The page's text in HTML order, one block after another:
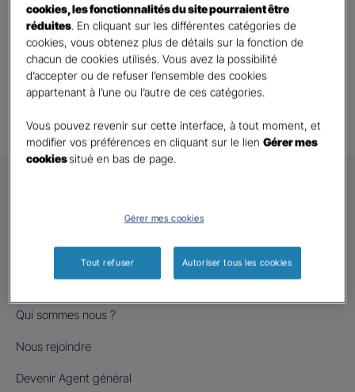
Découvrez l’assurance Homme Clé
Toutes les questions
GAN ASSURANCES
Nous contacter
Qui sommes nous ?
Nous rejoindre
Devenir Agent général
cookies, les fonctionnalités du site pourraient être
réduites . En cliquant sur les différentes catégories de
cookies, vous obtenez plus de détails sur la fonction de
chacun de cookies utilisés. Vous avez la possibilité
d’accepter ou de refuser l’ensemble des cookies
appartenant à l’une ou l’autre de ces catégories.
Vous pouvez revenir sur cette interface, à tout moment, et
modifier vos préférences en cliquant sur le lienGérer mes
cookiessitué en bas de page.
Gérer mes cookies
Tout refuser Autoriser tous les cookies